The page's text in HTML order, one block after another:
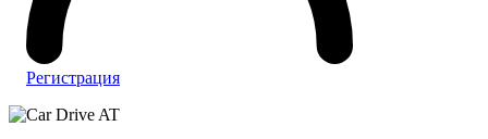
Регистрация